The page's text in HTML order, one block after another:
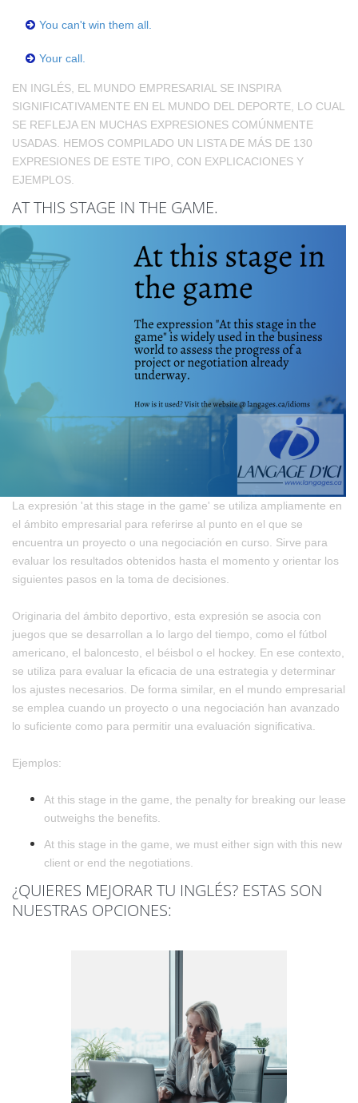
You can't win them all.
Your call.
EN INGLÉS, EL MUNDO EMPRESARIAL SE INSPIRA
SIGNIFICATIVAMENTE EN EL MUNDO DEL DEPORTE, LO CUAL
SE REFLEJA EN MUCHAS EXPRESIONES COMÚNMENTE
USADAS. HEMOS COMPILADO UN LISTA DE MÁS DE 130
EXPRESIONES DE ESTE TIPO, CON EXPLICACIONES Y
EJEMPLOS.
AT THIS STAGE IN THE GAME.
La expresión 'at this stage in the game' se utiliza ampliamente en
el ámbito empresarial para referirse al punto en el que se
encuentra un proyecto o una negociación en curso. Sirve para
evaluar los resultados obtenidos hasta el momento y orientar los
siguientes pasos en la toma de decisiones.
Originaria del ámbito deportivo, esta expresión se asocia con
juegos que se desarrollan a lo largo del tiempo, como el fútbol
americano, el baloncesto, el béisbol o el hockey. En ese contexto,
se utiliza para evaluar la eficacia de una estrategia y determinar
los ajustes necesarios. De forma similar, en el mundo empresarial
se emplea cuando un proyecto o una negociación han avanzado
lo suficiente como para permitir una evaluación significativa.
Ejemplos:
At this stage in the game, the penalty for breaking our lease
outweighs the benefits.
At this stage in the game, we must either sign with this new
client or end the negotiations.
¿QUIERES MEJORAR TU INGLÉS? ESTAS SON
NUESTRAS OPCIONES: